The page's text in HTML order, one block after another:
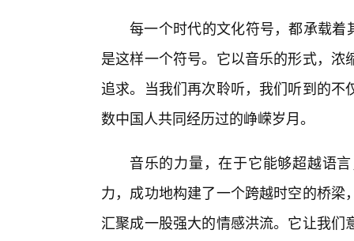
每一个时代的文化符号，都承载着
是这样一个符号。它以音乐的形式，
追求。当我们再次聆听，我们听到的
数中国人共同经历过的峥嵘岁月。
音乐的力量，在于它能够超越语
力，成功地构建了一个跨越时空的桥
汇聚成一股强大的情感洪流。它让我